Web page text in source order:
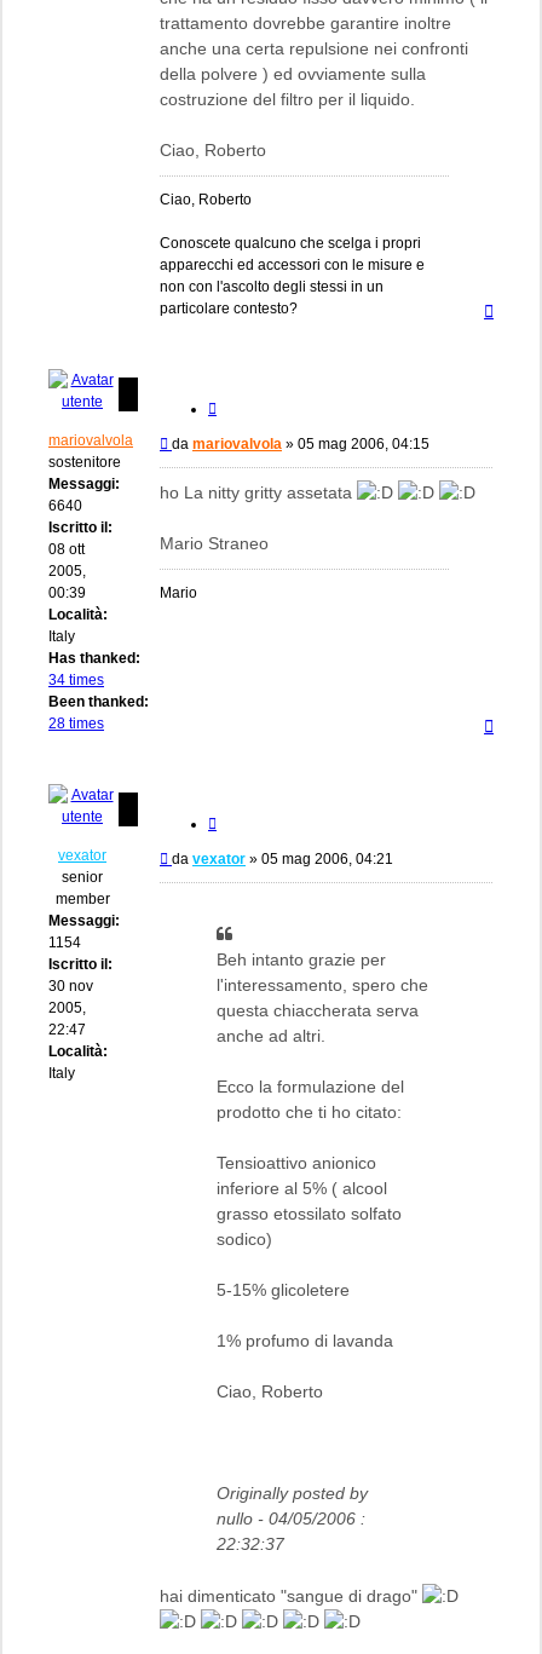
trattamento dovrebbe garantire inoltre
anche una certa repulsione nei confronti
della polvere ) ed ovviamente sulla
costruzione del filtro per il liquido.
Ciao, Roberto
Ciao, Roberto
Conoscete qualcuno che scelga i propri
apparecchi ed accessori con le misure e
non con l'ascolto degli stessi in un
particolare contesto?
mariovalvola
sostenitore
Messaggi:
6640
Iscritto il:
08 ott
2005,
00:39
Località:
Italy
Has thanked:
34 times
Been thanked:
28 times
Messaggio
da mariovalvola » 05 mag 2006, 04:15
ho La nitty gritty assetata
Mario Straneo
Mario
vexator
senior
member
Messaggi:
1154
Iscritto il:
30 nov
2005,
22:47
Località:
Italy
Messaggio
da vexator » 05 mag 2006, 04:21
Beh intanto grazie per
l'interessamento, spero che
questa chiaccherata serva
anche ad altri.
Ecco la formulazione del
prodotto che ti ho citato:
Tensioattivo anionico
inferiore al 5% ( alcool
grasso etossilato solfato
sodico)
5-15% glicoletere
1% profumo di lavanda
Ciao, Roberto
Originally posted by
nullo - 04/05/2006 :
22:32:37
hai dimenticato "sangue di drago"